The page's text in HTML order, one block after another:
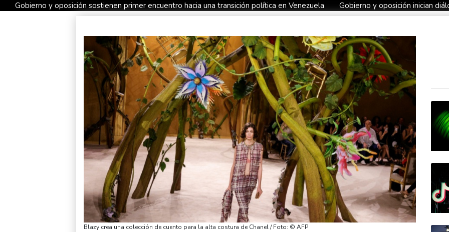
Gobierno y oposición sostienen primer encuentro hacia una transición política en Venezuela
Gobierno y oposición inician
Yan Diomandé, la nueva joya del Real Madrid vale 160 millones de dólares
Muere bajo arresto domiciliario en Venezuela
El Real Madrid anuncia el fichaje del extremo marfileño Yan Diomandé
El mexicano Del Toro renueva con el UAE hasta 2031
El doloroso baile de cifras de desaparecidos en los sismos en Venezuela
Blazy crea una colección de cuento para la alta costura de Chanel / Foto: © AFP